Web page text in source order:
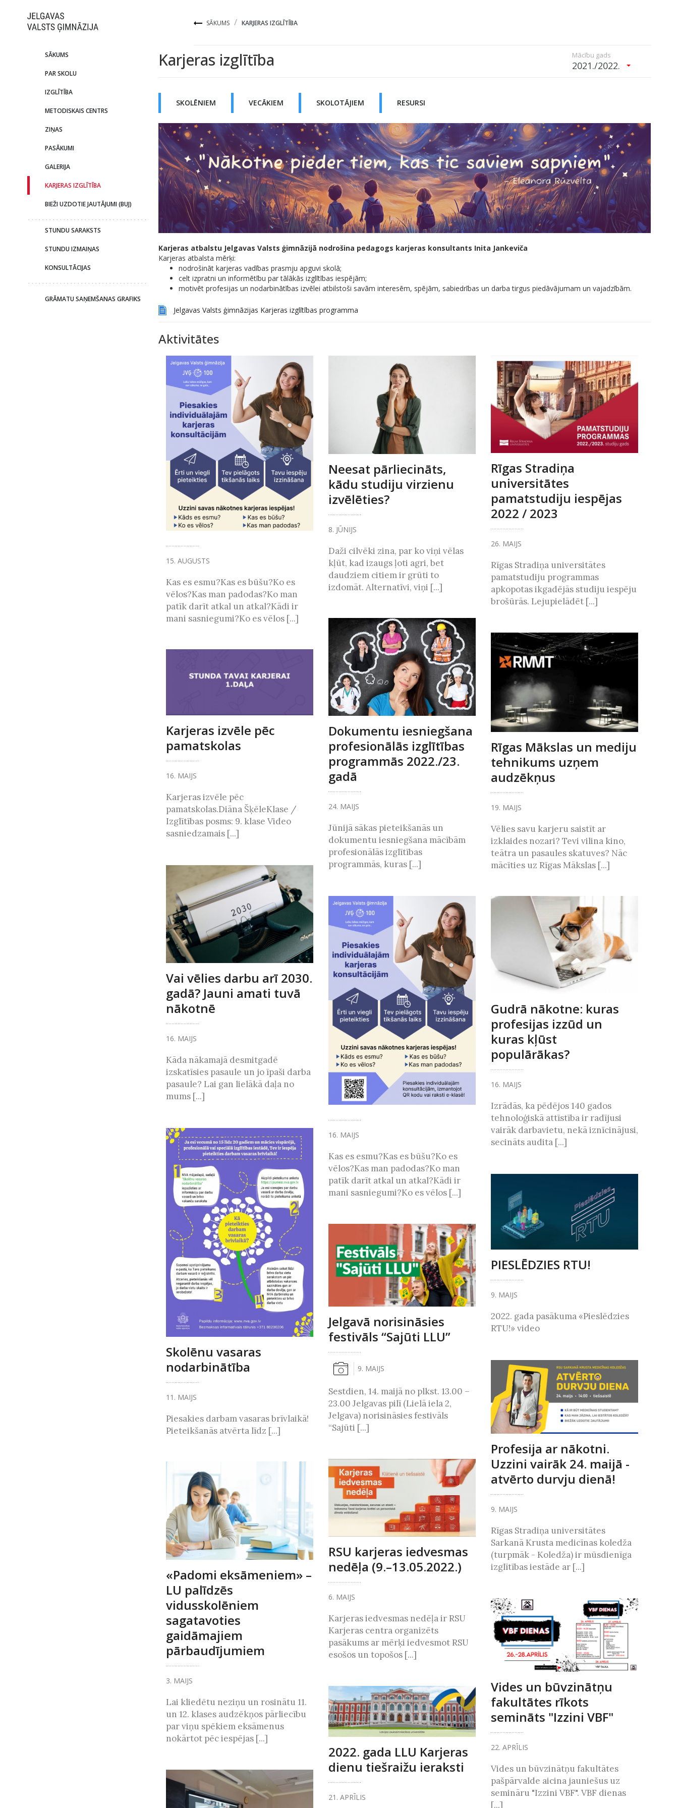
SĀKUMS KARJERAS IZGLĪTĪBA
SĀKUMS
PAR SKOLU
IZGLĪTĪBA
METODISKAIS CENTRS
ZIŅAS
PASĀKUMI
GALERIJA
KARJERAS IZGLĪTĪBA
BIEŽI UZDOTIE JAUTĀJUMI (BUJ)
STUNDU SARAKSTS
STUNDU IZMAIŅAS
KONSULTĀCIJAS
GRĀMATU SAŅEMŠANAS GRAFIKS
Karjeras izglītība Mācību gads
2021./2022.
SKOLĒNIEM VECĀKIEM SKOLOTĀJIEM RESURSI
Karjeras atbalstu Jelgavas Valsts ģimnāzijā nodrošina pedagogs karjeras konsultants Inita Jankeviča
Karjeras atbalsta mērķi:
nodrošināt karjeras vadības prasmju apguvi skolā;
celt izpratni un informētību par tālākās izglītības iespējām;
motivēt profesijas un nodarbinātības izvēlei atbilstoši savām interesēm, spējām, sabiedrības un darba tirgus piedāvājumam un vajadzībām.
Jelgavas Valsts ģimnāzijas Karjeras izglītības programma
Aktivitātes
15. AUGUSTS
Kas es esmu?Kas es būšu?Ko es
vēlos?Kas man padodas?Ko man
patīk darīt atkal un atkal?Kādi ir
mani sasniegumi?Ko es vēlos [...]
Neesat pārliecināts,
kādu studiju virzienu
izvēlēties?
8. JŪNIJS
Daži cilvēki zina, par ko viņi vēlas
kļūt, kad izaugs ļoti agri, bet
daudziem citiem ir grūti to
izdomāt. Alternatīvi, viņi [...]
Rīgas Stradiņa
universitātes
pamatstudiju iespējas
2022 / 2023
26. MAIJS
Rīgas Stradiņa universitātes
pamatstudiju programmas
apkopotas ikgadējās studiju iespēju
brošūrās. Lejupielādēt [...]
Dokumentu iesniegšana
profesionālās izglītības
programmās 2022./23.
gadā
24. MAIJS
Jūnijā sākas pieteikšanās un
dokumentu iesniegšana mācībām
profesionālās izglītības
programmās, kuras [...]
Rīgas Mākslas un mediju
tehnikums uzņem
audzēkņus
19. MAIJS
Vēlies savu karjeru saistīt ar
izklaides nozari? Tevi vilina kino,
teātra un pasaules skatuves? Nāc
mācīties uz Rīgas Mākslas [...]
Karjeras izvēle pēc
pamatskolas
16. MAIJS
Karjeras izvēle pēc
pamatskolas.Diāna ŠķēleKlase /
Izglītības posms: 9. klase Video
sasniedzamais [...]
Vai vēlies darbu arī 2030.
gadā? Jauni amati tuvā
nākotnē
16. MAIJS
Kāda nākamajā desmitgadē
izskatīsies pasaule un jo īpaši darba
pasaule? Lai gan lielākā daļa no
mums [...]
16. MAIJS
Kas es esmu?Kas es būšu?Ko es
vēlos?Kas man padodas?Ko man
patīk darīt atkal un atkal?Kādi ir
mani sasniegumi?Ko es vēlos [...]
Gudrā nākotne: kuras
profesijas izzūd un
kuras kļūst
populārākas?
16. MAIJS
Izrādās, ka pēdējos 140 gados
tehnoloģiskā attīstība ir radījusi
vairāk darbavietu, nekā iznīcinājusi,
secināts audita [...]
Skolēnu vasaras
nodarbinātība
11. MAIJS
Piesakies darbam vasaras brīvlaikā!
Pieteikšanās atvērta līdz [...]
PIESLĒDZIES RTU!
9. MAIJS
2022. gada pasākuma «Pieslēdzies
RTU!» video
Jelgavā norisināsies
festivāls “Sajūti LLU”
9. MAIJS
Sestdien, 14. maijā no plkst. 13.00 –
23.00 Jelgavas pilī (Lielā iela 2,
Jelgava) norisināsies festivāls
“Sajūti [...]
Profesija ar nākotni.
Uzzini vairāk 24. maijā -
atvērto durvju dienā!
9. MAIJS
Rīgas Stradiņa universitātes
Sarkanā Krusta medicīnas koledža
(turpmāk - Koledža) ir mūsdienīga
izglītības iestāde ar [...]
RSU karjeras iedvesmas
nedēļa (9.–13.05.2022.)
6. MAIJS
Karjeras iedvesmas nedēļa ir RSU
Karjeras centra organizēts
pasākums ar mērķi iedvesmot RSU
esošos un topošos [...]
«Padomi eksāmeniem» –
LU palīdzēs
vidusskolēniem
sagatavoties
gaidāmajiem
pārbaudījumiem
3. MAIJS
Lai kliedētu neziņu un rosinātu 11.
un 12. klases audzēkņos pārliecību
par viņu spēkiem eksāmenus
nokārtot pēc iespējas [...]
Vides un būvzinātņu
fakultātes rīkots
semināts "Izzini VBF"
22. APRĪLIS
Vides un būvzinātņu fakultātes
pašpārvalde aicina jauniešus uz
semināru "Izzini VBF". VBF dienas
[...]
2022. gada LLU Karjeras
dienu tiešraižu ieraksti
21. APRĪLIS